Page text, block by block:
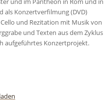
als Konzertverfilmung (DVD)
und Rezitation mit Musik von
und Texten aus dem Zyklus
aufgeführtes Konzertprojekt.